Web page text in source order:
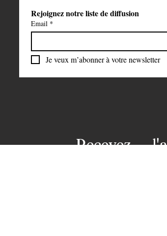
Rejoignez notre liste de diffusion
Email *
Je veux m’abonner à votre newsletter
Recevez